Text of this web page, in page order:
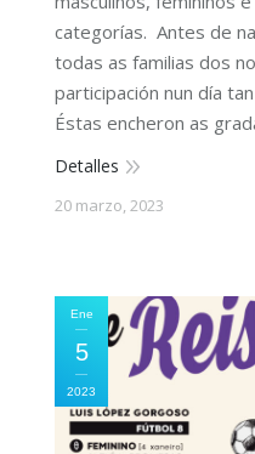
categorías. Antes de
todas as familias dos
participación nun día
Éstas encheron as
Detalles
20 marzo, 2023
Ene
5
2023